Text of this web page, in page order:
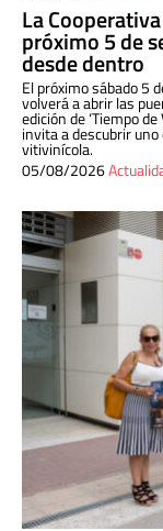
La
próximo 5 de
desde dentro
El próximo sábado 5
volverá a abrir las
edición de ‘Tiempo
invita a descubrir
vitivinícola.
05/08/2026